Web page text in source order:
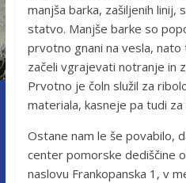
manjša barka, zašiljenih linij,
statvo. Manjše barke so
prvotno gnani na vesla,
začeli vgrajevati notranje in
Prvotno je čoln služil za
materiala, kasneje pa tudi
Ostane nam le še povabilo,
center pomorske dediščine
naslovu Frankopanska 1, v